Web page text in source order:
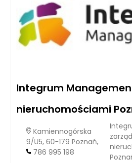
Integrum
nieruchomościami
Kamiennogórska
9/U5, 60-179 Poznań,
786 995 198